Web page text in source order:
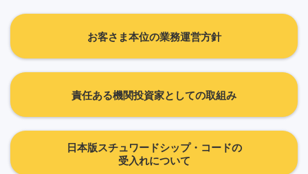
お客さま本位の業務運営方針
責任ある機関投資家としての取組み
日本版スチュワードシップ・コードの
受入れについて